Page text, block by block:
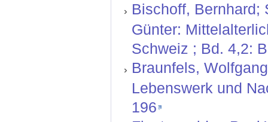
Bischoff, Bernhard;
Günter:
Schweiz ; Bd. 4,2:
Braunfels,
Lebenswerk und
196